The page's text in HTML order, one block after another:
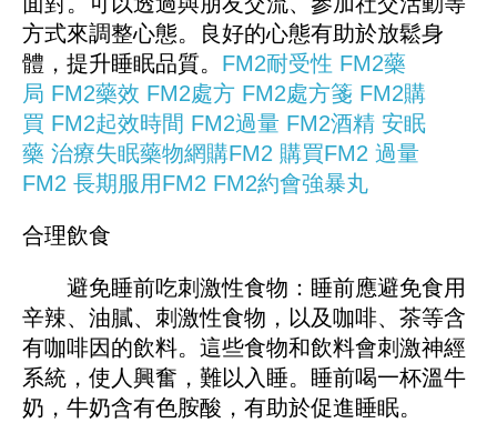
方式來調整心態。良好的心態有助於放鬆身
體，提升睡眠品質。 FM2耐受性 FM2藥
局 FM2藥效 FM2處方 FM2處方箋 FM2購
買 FM2起效時間 FM2過量 FM2酒精 安眠
藥 治療失眠藥物網購FM2 購買FM2 過量
FM2 長期服用FM2 FM2約會強暴丸
合理飲食
避免睡前吃刺激性食物：睡前應避免食用
辛辣、油膩、刺激性食物，以及咖啡、茶等含
有咖啡因的飲料。這些食物和飲料會刺激神經
系統，使人興奮，難以入睡。睡前喝一杯溫牛
奶，牛奶含有色胺酸，有助於促進睡眠。